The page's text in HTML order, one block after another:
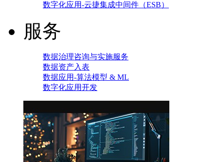
数字化应用-云捷集成中间件（ESB）
服务
数据治理咨询与实施服务
数据资产入表
数据应用-算法模型 & ML
数字化应用开发